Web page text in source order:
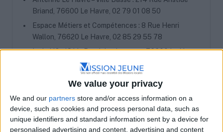
We value your privacy
We and our partners store and/or access information on a
device, such as cookies and process personal data, such as
unique identifiers and standard information sent by a device for
personalised advertising and content, advertising and content
Briand, 76600 Le Havre, 02 79 01 08 50
Espace Métiers et Compétences : 8 Rue Henri
Wallon, 76620 Le Havre, 02 85 29 55 78
Le Lab’O : 18 bis Rue Jules Lecesne, 76600 Le Havre,
02 85 29 32 15
Havre, 02 21 76 13 90
Antenne Montivilliers : 34 Rue du Pont Callouard,
76290 Montivilliers, 02 77 00 83 71
Antenne Fécamp : 12 Bis Rue Bailly, 76400 Fécamp,